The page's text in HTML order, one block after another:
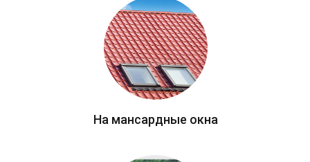
На мансардные окна